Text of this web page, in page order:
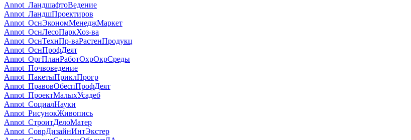
Annot_ЛандшафтоВедение
Annot_ЛандшПроектиров
Annot_ОснЭкономМенеджМаркет
Annot_ОснЛесоПаркХоз-ва
Annot_ОснТехнПр-ваРастенПродукц
Annot_ОснПрофДеят
Annot_ОргПланРаботОхрОкрСреды
Annot_Почвоведение
Annot_ПакетыПриклПрогр
Annot_ПравовОбеспПрофДеят
Annot_ПроектМалыхУсадеб
Annot_СоциалНауки
Annot_РисунокЖивопись
Annot_СтроитДелоМатер
Annot_СоврДизайнИнтЭкстер